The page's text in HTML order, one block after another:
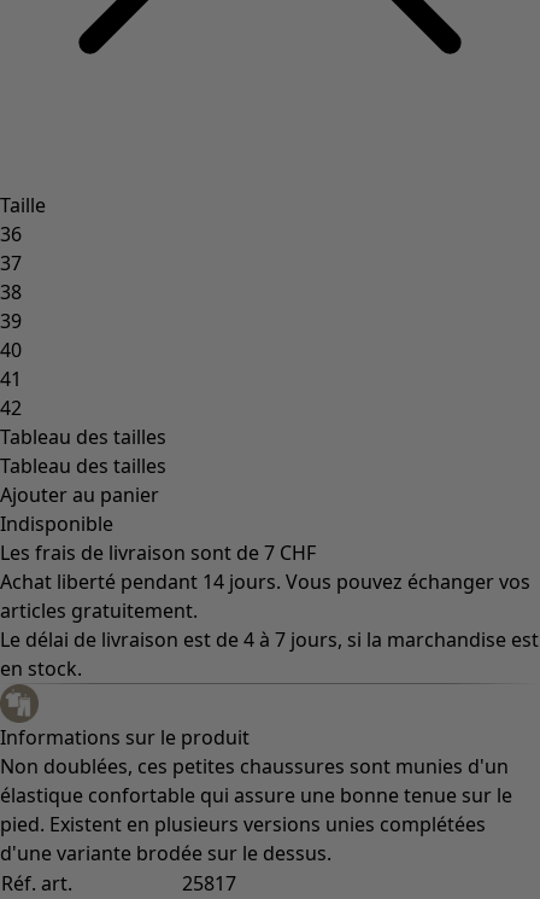
Taille
36
37
38
39
40
41
42
Tableau des tailles
Tableau des tailles
Ajouter au panier
Indisponible
Les frais de livraison sont de 7 CHF
Achat liberté pendant 14 jours. Vous pouvez échanger vos
articles gratuitement.
Le délai de livraison est de 4 à 7 jours, si la marchandise est
en stock.
Informations sur le produit
Non doublées, ces petites chaussures sont munies d'un
élastique confortable qui assure une bonne tenue sur le
pied. Existent en plusieurs versions unies complétées
d'une variante brodée sur le dessus.
Réf. art.
25817